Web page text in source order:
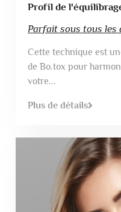
Profil de
Parfait sous tous les
Cette technique est
de Bo.tox pour
votre...
Plus de détails